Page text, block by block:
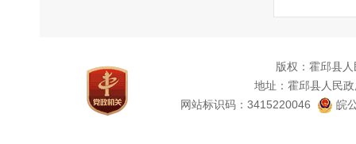
版权：霍邱县
地址：霍邱县人民
网站标识码：3415220046
皖